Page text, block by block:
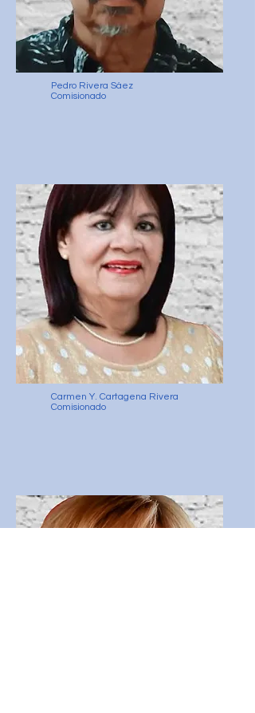
Pedro Rivera Sáez
Comisionado
Carmen Y. Cartagena Rivera
Comisionado